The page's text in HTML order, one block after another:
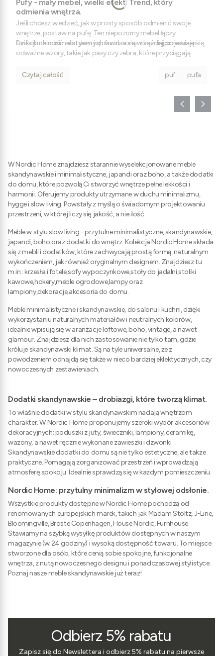
Pufy - mały mebel, wielki efekt. Trend, który
odmienia wnętrza.
Jeśli chcesz wiedzieć, jak w prosty sposób odmienić swoje
wnętrze, postaw na pufę. Ten niepozorny mebel łączy
funkcjonalność ze stylem i sprawdza się w każdej przestrzeni.
Dziś obok minimalistycznych form coraz częściej pojawiają się
odważne wzory, takie jak pasy czy zebra, które przyciągają
Czytaj całość
puf pufa
W Nordic Home znajdziesz starannie wyselekcjonowane meble
skandynawskie i minimalistyczne, japandi oraz boho, a także dodatki
do domu, które pozwolą Ci stworzyć wnętrze pełne lekkości i
harmonii. Oferujemy produkty utrzymane w duchu minimalizmu,
hygge i slow living. Powstały z myślą o świadomym projektowaniu
przestrzeni, w której liczy się jakość, a nie ilość.
Meble w stylu slow living - przytulne minimalistyczne, skandynawskie,
japandi, boho oraz dodatki do wnętrz. Kolekcja Nordic Home składa
się z mebli i dodatków, które zachwycają prostą formą, naturalnym
wykończeniem, jak również oryginalnym designem. Znajdziesz tu
m.in.: krzesła i fotele,sofy wypoczynkowe,stoły do jadalni,stoliki
kawowe,hokery,meble ogrodowe,lampy oraz
lampiony,dekoracje,akcesoria do domu.
Meble minimalistyczne i skandynawskie, do salonu i kuchni, dzięki
wykorzystaniu naturalnych materiałów i neutralnych kolorów,
idealnie wpisują się w aranżacje loftowe, boho, vintage, a nawet
glamour. Znajdziesz dla nich zastosowanie nie tylko tam, gdzie
króluje skandynawski klimat. Są na tyle uniwersalne, że z
powodzeniem odnajdą się także w nieco bardziej eklektycznych, czy
nowoczesnych zestawieniach.
Dodatki skandynawskie – drobiazgi, które tworzą klimat.
To właśnie dodatki w stylu skandynawskim nadają wnętrzom
charakter. W Nordic Home proponujemy szeroki wybór akcesoriów
dekoracyjnych: poduszki z juty, świeczniki, lampiony, ceramikę,
wazony, a nawet ręcznie wykonane zawieszki i dzwonki.
Skandynawskie dodatki do domu są nie tylko estetyczne, ale także
praktyczne. Pomagają zorganizować przestrzeń i wprowadzają
atmosferę spokoju. Idealnie sprawdzą się w każdym pomieszczeniu.
Nordic Home: przytulny minimalizm w stylowej odsłonie.
Wszystkie produkty dostępne w Nordic Home pochodzą od
renomowanych europejskich marek, takich jak Madam Stoltz, J-Line,
Bloomingville, Broste Copenhagen, House Nordic, Furnhouse.
Stawiamy na szybką wysyłkę produktów dostępnych w naszym
magazynie (w 24 godziny) i wysoką dostępność towaru. To miejsce
stworzone dla osób, które cenią sobie spokojne, funkcjonalne
wnętrza, z nutą nowoczesnego designu i ponadczasowej stylistyce.
Poznaj nasze meble skandynawskie już teraz!
Odbierz 5% rabatu
Zapisz się do Newslettera i odbierz 5% rabatu na pierwsze